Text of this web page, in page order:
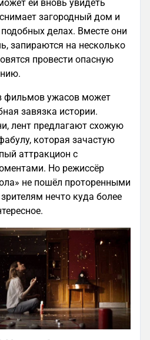
ей вновь увидеть
загородный дом и
делах. Вместе они
запираются на несколько
провести опасную
фильмов ужасов может
завязка истории.
лент предлагают схожую
которая зачастую
аттракцион с
Но режиссёр
не пошёл проторенными
нечто куда более